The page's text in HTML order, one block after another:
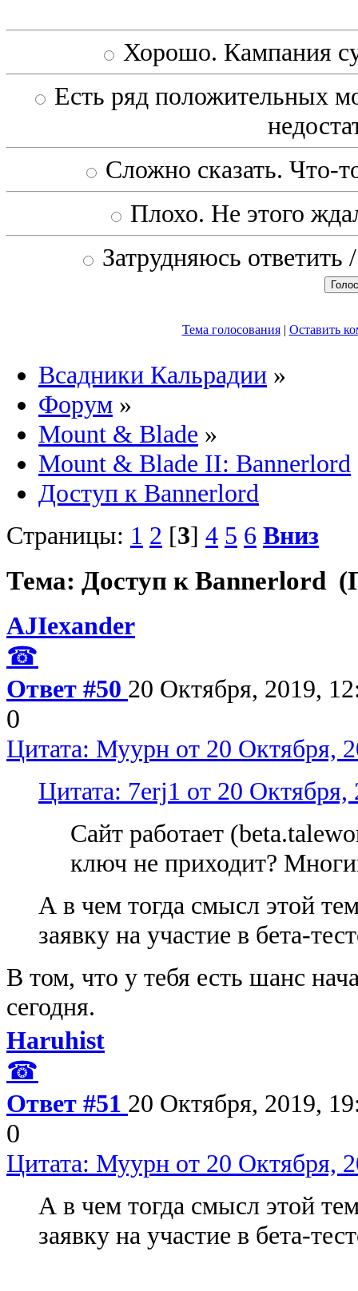
Хорошо. Кампания
Есть ряд положительных
Сложно сказать. Что-
Плохо. Не этого
Затрудняюсь
Тема голосования| Оставить
Всадники Кальрадии »
Форум »
Mount & Blade »
Mount & Blade II: Bannerlord
Доступ к Bannerlord
Страницы: 1 2 [3] 4 5 6 Вниз
Тема: Доступ к Bannerlord
AJIexander
☎
Ответ #50 20 Октября, 2019,
0
Цитата: Муурн от 20 Октября,
Цитата: 7erj1 от 20 Октября,
Сайт работает
ключ не приходит?
А в чем тогда смысл этой
заявку на участие в бета-
В том, что у тебя есть шанс
сегодня.
Haruhist
☎
Ответ #51 20 Октября, 2019,
0
Цитата: Муурн от 20 Октября,
А в чем тогда смысл этой
заявку на участие в бета-